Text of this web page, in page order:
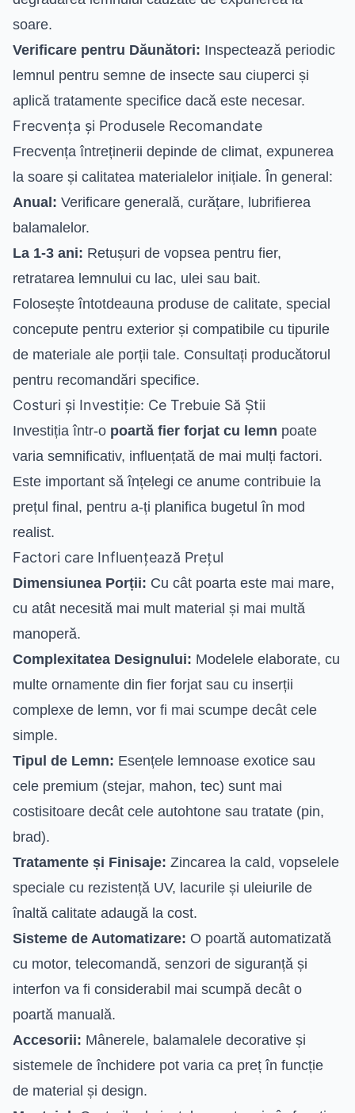
soare.
Verificare pentru Dăunători: Inspectează periodic
lemnul pentru semne de insecte sau ciuperci și
aplică tratamente specifice dacă este necesar.
Frecvența și Produsele Recomandate
Frecvența întreținerii depinde de climat, expunerea
la soare și calitatea materialelor inițiale. În general:
Anual: Verificare generală, curățare, lubrifierea
balamalelor.
La 1-3 ani: Retușuri de vopsea pentru fier,
retratarea lemnului cu lac, ulei sau bait.
Folosește întotdeauna produse de calitate, special
concepute pentru exterior și compatibile cu tipurile
de materiale ale porții tale. Consultați producătorul
pentru recomandări specifice.
Costuri și Investiție: Ce Trebuie Să Știi
Investiția într-o poartă fier forjat cu lemn poate
varia semnificativ, influențată de mai mulți factori.
Este important să înțelegi ce anume contribuie la
prețul final, pentru a-ți planifica bugetul în mod
realist.
Factori care Influențează Prețul
Dimensiunea Porții: Cu cât poarta este mai mare,
cu atât necesită mai mult material și mai multă
manoperă.
Complexitatea Designului: Modelele elaborate, cu
multe ornamente din fier forjat sau cu inserții
complexe de lemn, vor fi mai scumpe decât cele
simple.
Tipul de Lemn: Esențele lemnoase exotice sau
cele premium (stejar, mahon, tec) sunt mai
costisitoare decât cele autohtone sau tratate (pin,
brad).
Tratamente și Finisaje: Zincarea la cald, vopselele
speciale cu rezistență UV, lacurile și uleiurile de
înaltă calitate adaugă la cost.
Sisteme de Automatizare: O poartă automatizată
cu motor, telecomandă, senzori de siguranță și
interfon va fi considerabil mai scumpă decât o
poartă manuală.
Accesorii: Mânerele, balamalele decorative și
sistemele de închidere pot varia ca preț în funcție
de material și design.